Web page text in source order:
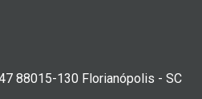
88015-130 Florianópolis - SC